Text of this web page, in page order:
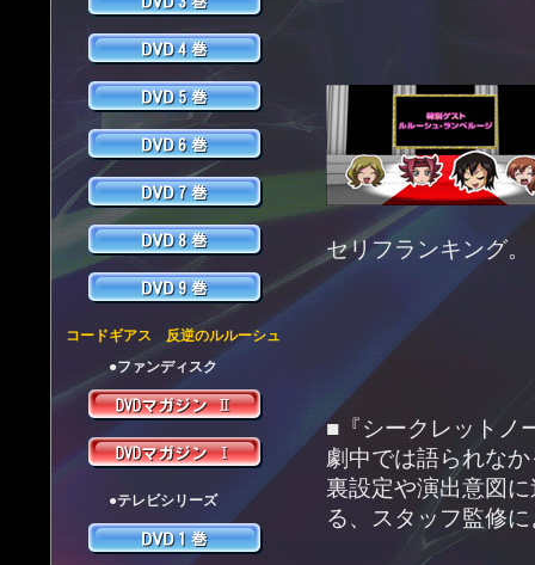
コードギアス 反逆のルルーシュ
●ファンディスク
●テレビシリーズ
セリフランキング。
■『シークレットノ
劇中では語られな
裏設定や演出意図に
る、スタッフ監修